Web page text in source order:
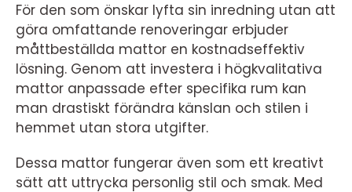
För den som önskar lyfta sin inredning utan att
göra omfattande renoveringar erbjuder
måttbeställda mattor en kostnadseffektiv
lösning. Genom att investera i högkvalitativa
mattor anpassade efter specifika rum kan
man drastiskt förändra känslan och stilen i
hemmet utan stora utgifter.
Dessa mattor fungerar även som ett kreativt
sätt att uttrycka personlig stil och smak. Med